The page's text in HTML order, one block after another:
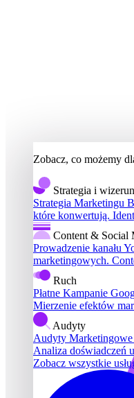
Zobacz, co możemy
Strategia i
Strategia Marketingu
które konwertują.
Content & Social
Prowadzenie kanału
marketingowych.
Ruch
Płatne Kampanie
Mierzenie efektów
Audyty
Audyty Marketingowe
Analiza doświadczeń
Zobacz wszystkie